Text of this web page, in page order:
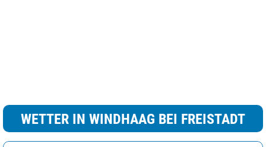
WETTER IN WINDHAAG BEI FREISTADT